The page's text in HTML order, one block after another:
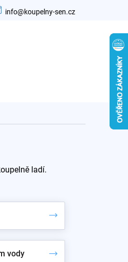
info@koupelny-sen.cz
ladí.
vody